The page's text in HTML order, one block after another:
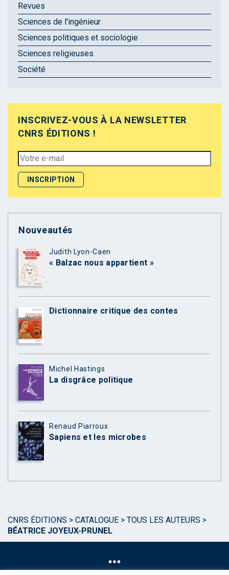
Revues
Sciences de l'ingénieur
Sciences politiques et sociologie
Sciences religieuses
Société
INSCRIVEZ-VOUS À LA NEWSLETTER
CNRS ÉDITIONS !
Nouveautés
Judith Lyon-Caen
« Balzac nous appartient »
Dictionnaire critique des contes
Michel Hastings
La disgrâce politique
Renaud Piarroux
Sapiens et les microbes
CNRS ÉDITIONS > CATALOGUE > TOUS LES AUTEURS >
BÉATRICE JOYEUX-PRUNEL